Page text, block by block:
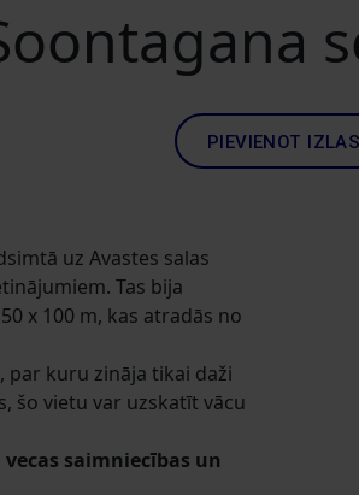
PIEVIENOT
uz Avastes salas
Tas bija
x 100 m, kas atradās no
par kuru zināja tikai daži
šo vietu var uzskatīt vācu
vecas saimniecības un